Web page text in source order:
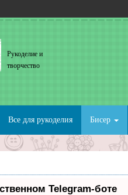
Рукоделие и
творчество
Все для рукоделия Бисер
Telegram-боте